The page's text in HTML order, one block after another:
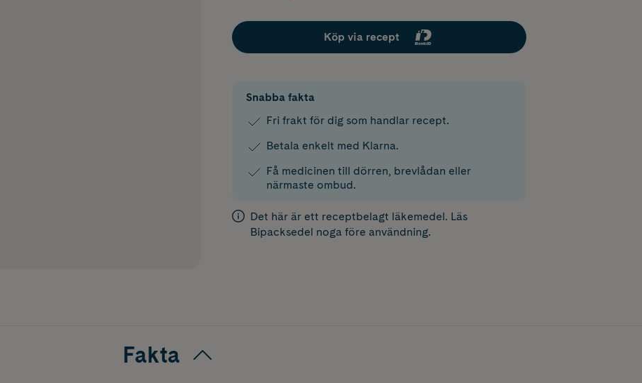
Köp via recept
Snabba fakta
Fri frakt för dig som handlar recept.
Betala enkelt med Klarna.
Få medicinen till dörren, brevlådan eller
närmaste ombud.
Det här är ett receptbelagt läkemedel. Läs
Bipacksedel noga före användning.
Fakta